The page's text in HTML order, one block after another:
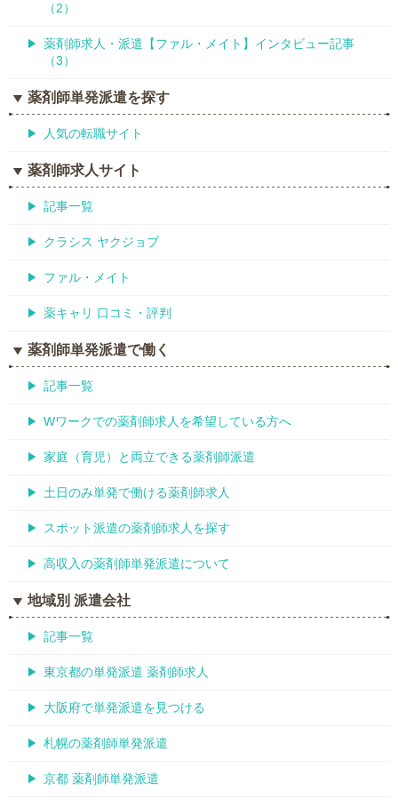
（2）
薬剤師求人・派遣【ファル・メイト】インタビュー記事
（3）
薬剤師単発派遣を探す
人気の転職サイト
薬剤師求人サイト
記事一覧
クラシス ヤクジョブ
ファル・メイト
薬キャリ 口コミ・評判
薬剤師単発派遣で働く
記事一覧
Wワークでの薬剤師求人を希望している方へ
家庭（育児）と両立できる薬剤師派遣
土日のみ単発で働ける薬剤師求人
スポット派遣の薬剤師求人を探す
高収入の薬剤師単発派遣について
地域別 派遣会社
記事一覧
東京都の単発派遣 薬剤師求人
大阪府で単発派遣を見つける
札幌の薬剤師単発派遣
京都 薬剤師単発派遣